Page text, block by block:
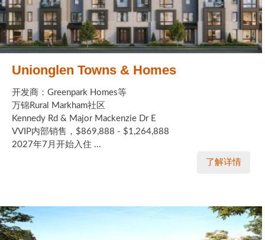
加拿大社会保险系统
定居安大略省
安大略省免费医疗保险
加拿大的福利制度
吃货眼中的加拿大地图
Unionglen Towns & Homes
开发商：Greenpark Homes等
万锦Rural Markham社区
Kennedy Rd & Major Mackenzie Dr E
VVIP内部销售，$869,888 - $1,264,888
2027年7月开始入住 ...
了解详情